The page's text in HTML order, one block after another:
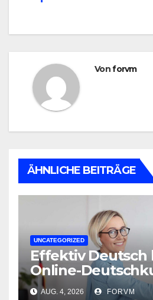
Vonforvm
ÄHNLICHE BEITRÄGE
UNCATEGORIZED
Effektiv Deutsch
Online-
flexible
AUG. 4, 2026 FORVM